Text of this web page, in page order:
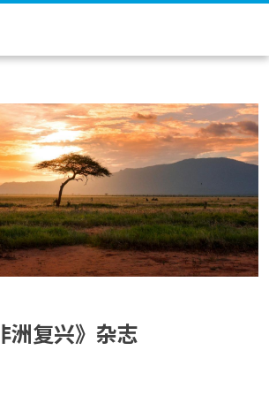
洲复兴》杂志